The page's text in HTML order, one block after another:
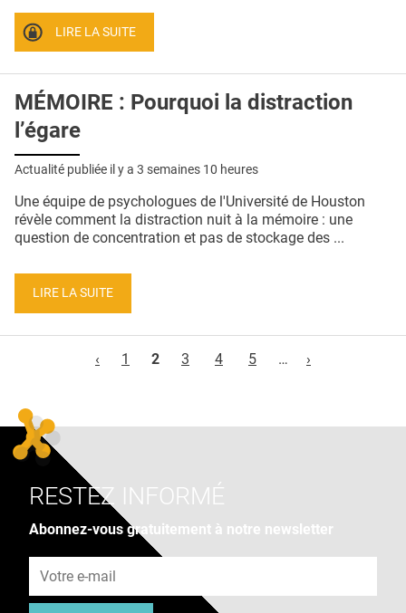
LIRE LA SUITE
MÉMOIRE : Pourquoi la distraction
l’égare
Actualité publiée il y a 3 semaines 10 heures
Une équipe de psychologues de l'Université de Houston
révèle comment la distraction nuit à la mémoire : une
question de concentration et pas de stockage des ...
LIRE LA SUITE
‹
1 2 3 4 5 … ›
RESTEZ INFORMÉ
Abonnez-vous gratuitement à notre newsletter